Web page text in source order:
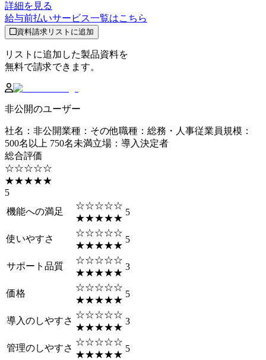
詳細を見る
給与前払いサービス一覧はこちら
資料請求リストに追加
リストに追加した製品資料を
無料で請求できます。
非公開のユーザー
社名 ： 非公開業種 ： その他職種 ： 総務・人事従業員規模 ：
500名以上 750名未満立場 ： 導入決定者
総合評価
☆☆☆☆☆
★★★★★
5
機能への満足
☆☆☆☆☆
★★★★★
5
使いやすさ
☆☆☆☆☆
★★★★★
5
サポート品質
☆☆☆☆☆
★★★★★
3
価格
☆☆☆☆☆
★★★★★
5
導入のしやすさ
☆☆☆☆☆
★★★★★
3
管理のしやすさ
☆☆☆☆☆
★★★★★
5